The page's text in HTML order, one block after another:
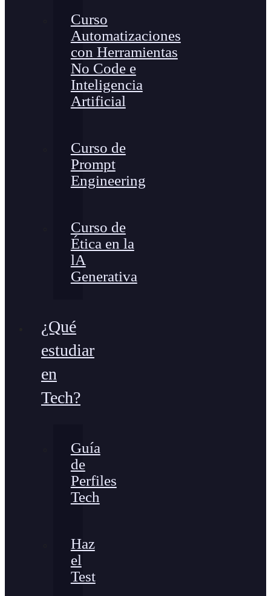
Curso
Automatizaciones
con Herramientas
No Code e
Inteligencia
Artificial
Curso de
Prompt
Engineering
Curso de
Ética en la
lA
Generativa
¿Qué
estudiar
en
Tech?
Guía
de
Perfiles
Tech
Haz
el
Test